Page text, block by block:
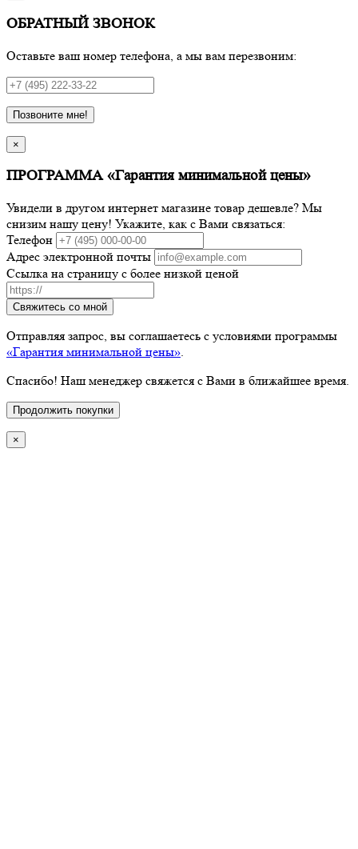
ОБРАТНЫЙ ЗВОНОК
Оставьте ваш номер телефона, а мы вам перезвоним:
Позвоните мне!
×
ПРОГРАММА «Гарантия минимальной цены»
Увидели в другом интернет магазине товар дешевле? Мы
снизим нашу цену! Укажите, как с Вами связаться:
Телефон
Адрес электронной почты
Ссылка на страницу с более низкой ценой
Свяжитесь со мной
Отправляя запрос, вы соглашаетесь с условиями программы
«Гарантия минимальной цены».
Спасибо! Наш менеджер свяжется с Вами в ближайшее время.
Продолжить покупки
×